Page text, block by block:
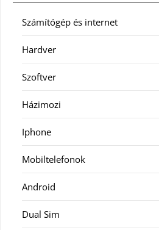
Számítógép és internet
Hardver
Szoftver
Házimozi
Iphone
Mobiltelefonok
Android
Dual Sim